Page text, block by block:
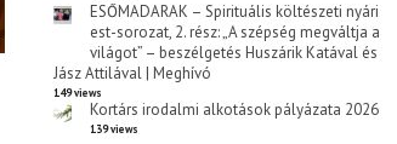
ESŐMADARAK – Spirituális költészeti nyári
est-sorozat, 2. rész: „A szépség megváltja a
világot” – beszélgetés Huszárik Katával és
Jász Attilával | Meghívó
149 views
Kortárs irodalmi alkotások pályázata 2026
139 views